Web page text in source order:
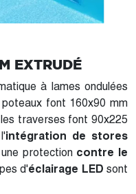
EXTRUDÉ
à lames ondulées
font 160x90 mm
traverses font 90x225
intégration de stores
protection contre le
d'éclairage LED sont